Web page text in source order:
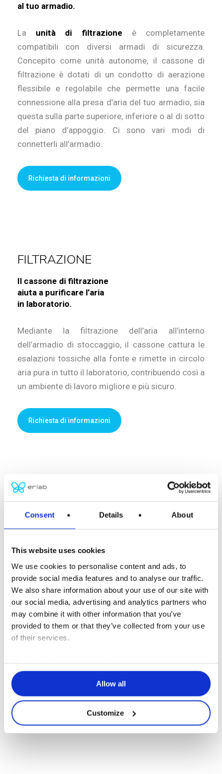
Consent Details About
This website uses cookies
We use cookies to personalise content and ads, to
provide social media features and to analyse our traffic.
We also share information about your use of our site with
our social media, advertising and analytics partners who
may combine it with other information that you’ve
provided to them or that they’ve collected from your use
of their services.
Allow all
Customize
al tuo armadio.
La unità di filtrazione è completamente
compatibili con diversi armadi di sicurezza.
Concepito come unità autonome, il cassone di
filtrazione è dotati di un condotto di aerazione
flessibile e regolabile che permette una facile
connessione alla presa d’aria del tuo armadio, sia
questa sulla parte superiore, inferiore o al di sotto
del piano d’appoggio. Ci sono vari modi di
connetterli all’armadio.
Richiesta di informazioni
FILTRAZIONE
Il cassone di filtrazione
aiuta a purificare l’aria
in laboratorio.
Mediante la filtrazione dell’aria all’interno
dell’armadio di stoccaggio, il cassone cattura le
esalazioni tossiche alla fonte e rimette in circolo
aria pura in tutto il laboratorio, contribuendo così a
un ambiente di lavoro migliore e più sicuro.
Richiesta di informazioni
Facilità di trasporto, installazione, stoccaggio e di
sostituzione del filtro. Abbiamo pensato a tutto
per rendere il cassone di filtrazione parte
integrante del tuo armadio di sicurezza. Facilità di
installazione. Concepito come sistema di
filtrazione autonomo e complementare per il tuo
alimentazione.